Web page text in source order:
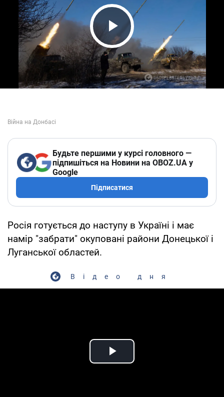
Play Video
Будьте першими у курсі головного —
підпишіться на Новини на OBOZ.UA у
Google
Підписатися
Росія готується до наступу в Україні і має
намір "забрати" окуповані райони Донецької і
Луганської областей.
Відео дня
Play Video